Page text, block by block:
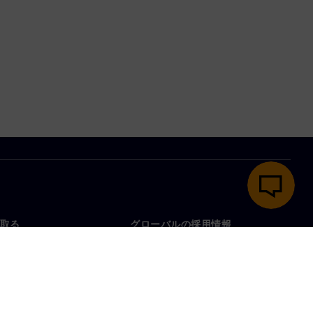
る グローバルの採用情報